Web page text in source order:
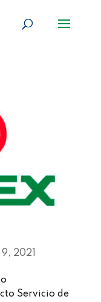
2021
Servicio de